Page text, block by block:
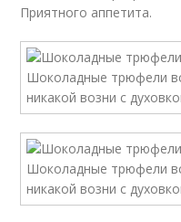
Приятного аппетита.